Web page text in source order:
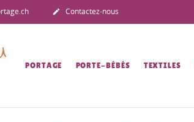
 Contactez-nous
PORTAGE PORTE-BÉBÉS TEXTILES